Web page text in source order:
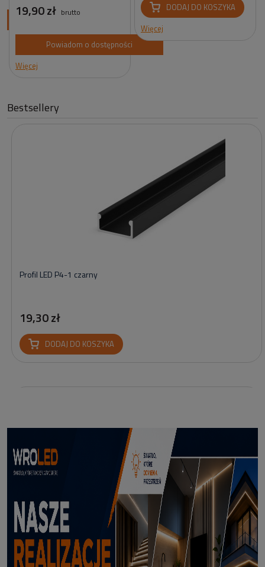
19,90 zł brutto
Powiadom o dostępności
Więcej
DODAJ DO KOSZYKA
Więcej
Bestsellery
Profil LED P4-1 czarny
19,30 zł
DODAJ DO KOSZYKA
Profil led Profil LED P6-2 ½ biały 3m